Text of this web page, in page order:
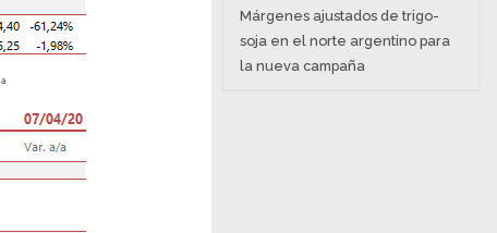
Márgenes ajustados de trigo-
soja en el norte argentino para
la nueva campaña